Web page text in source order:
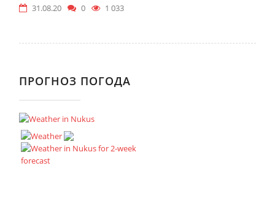
31.08.20 0 1 033
ПРОГНОЗ ПОГОДА